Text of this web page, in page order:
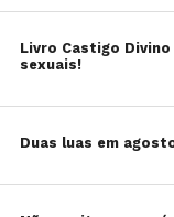
Livro Castigo
sexuais!
Duas luas em